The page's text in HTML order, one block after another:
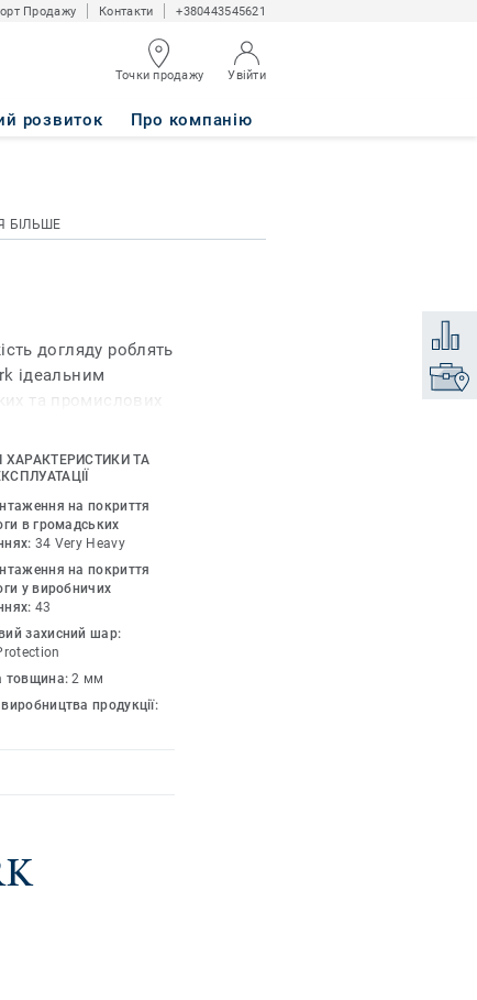
Продажу Контакти +380443545621
Точки продажу Увійти
розвиток Про компанію
БІЛЬШЕ
догляду роблять
ідеальним
та промислових
показники
з інтенсивним
поверхні
та
в палітрі з
стиль будь-якого
ХАРАКТЕРИСТИКИ ТА
на покриття
в громадських
34 Very Heavy
на покриття
у виробничих
43
захисний шар:
товщина:2 мм
продукції: